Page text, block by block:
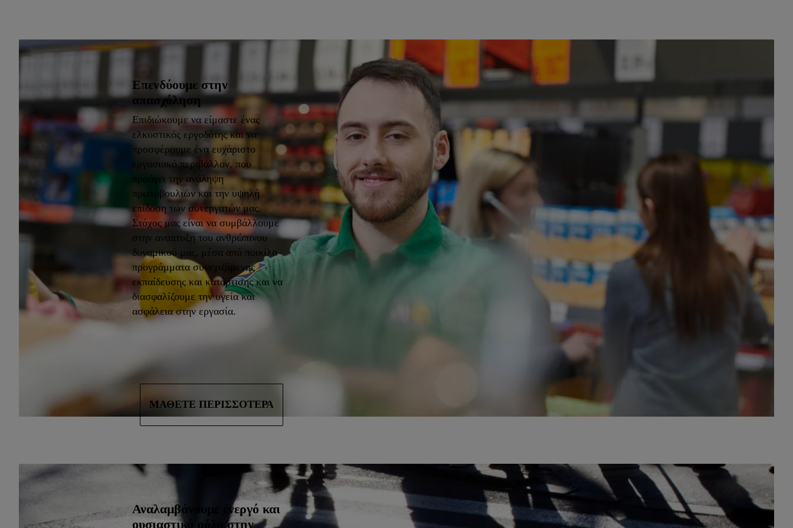
Επενδύουμε στην
απασχόληση
Επιδιώκουμε να είμαστε ένας
ελκυστικός εργοδότης και να
προσφέρουμε ένα ευχάριστο
εργασιακό περιβάλλον, που
προάγει την ανάληψη
πρωτοβουλιών και την υψηλή
επίδοση των συνεργατών μας.
Στόχος μας είναι να συμβάλλουμε
στην ανάπτυξη του ανθρώπινου
δυναμικού μας, μέσα από ποικίλα
προγράμματα συνεχιζόμενης
εκπαίδευσης και κατάρτισης και να
διασφαλίζουμε την υγεία και
ασφάλεια στην εργασία.
ΜΆΘΕΤΕ ΠΕΡΙΣΣΌΤΕΡΑ
Αναλαμβάνουμε ενεργό και
ουσιαστικό ρόλο στην